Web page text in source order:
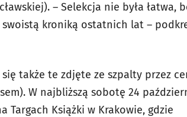
– Selekcja nie była łatwa,
swoistą kroniką ostatnich lat –
także te zdjęte ze szpalty przez
W najbliższą sobotę 24
Targach Książki w Krakowie, gdzie